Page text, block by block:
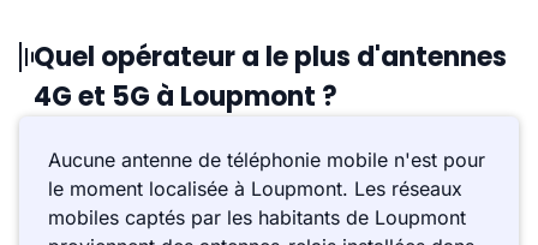
Quel opérateur a le plus d'antennes
4G et 5G à Loupmont ?
Aucune antenne de téléphonie mobile n'est pour
le moment localisée à Loupmont. Les réseaux
mobiles captés par les habitants de Loupmont